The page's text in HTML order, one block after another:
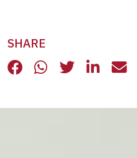
SHARE
“(IN)VISIBILI &
“(IN)VISIBILI &